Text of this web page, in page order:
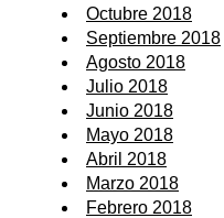
Octubre 2018
Septiembre 2018
Agosto 2018
Julio 2018
Junio 2018
Mayo 2018
Abril 2018
Marzo 2018
Febrero 2018